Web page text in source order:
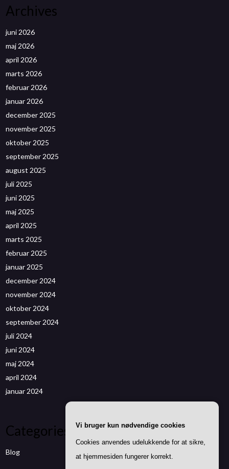
Archives
juni 2026
maj 2026
april 2026
marts 2026
februar 2026
januar 2026
december 2025
november 2025
oktober 2025
september 2025
august 2025
juli 2025
juni 2025
maj 2025
april 2025
marts 2025
februar 2025
januar 2025
december 2024
november 2024
oktober 2024
september 2024
juli 2024
juni 2024
maj 2024
april 2024
januar 2024
Categories
Blog
Vi bruger kun nødvendige cookies
Cookies anvendes udelukkende for at sikre,
at hjemmesiden fungerer korrekt.